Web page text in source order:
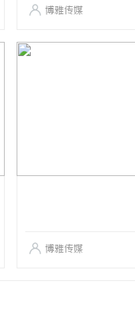
博雅传媒
博雅传媒